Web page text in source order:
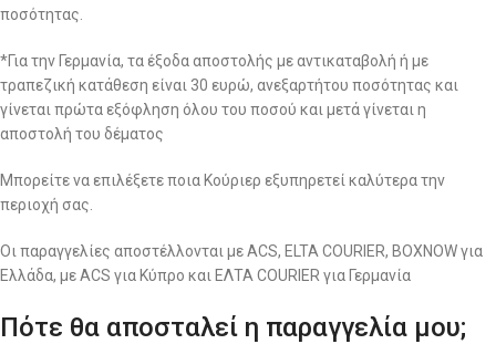
ποσότητας.
*Για την Γερμανία, τα έξοδα αποστολής με αντικαταβολή ή με
τραπεζική κατάθεση είναι 30 ευρώ, ανεξαρτήτου ποσότητας και
γίνεται πρώτα εξόφληση όλου του ποσού και μετά γίνεται η
αποστολή του δέματος
Μπορείτε να επιλέξετε ποια Κούριερ εξυπηρετεί καλύτερα την
περιοχή σας.
Οι παραγγελίες αποστέλλονται με ACS, ELTA COURIER, BOXNOW για
Ελλάδα, με ACS για Κύπρο και ΕΛΤΑ COURIER για Γερμανία
Πότε θα αποσταλεί η παραγγελία μου;